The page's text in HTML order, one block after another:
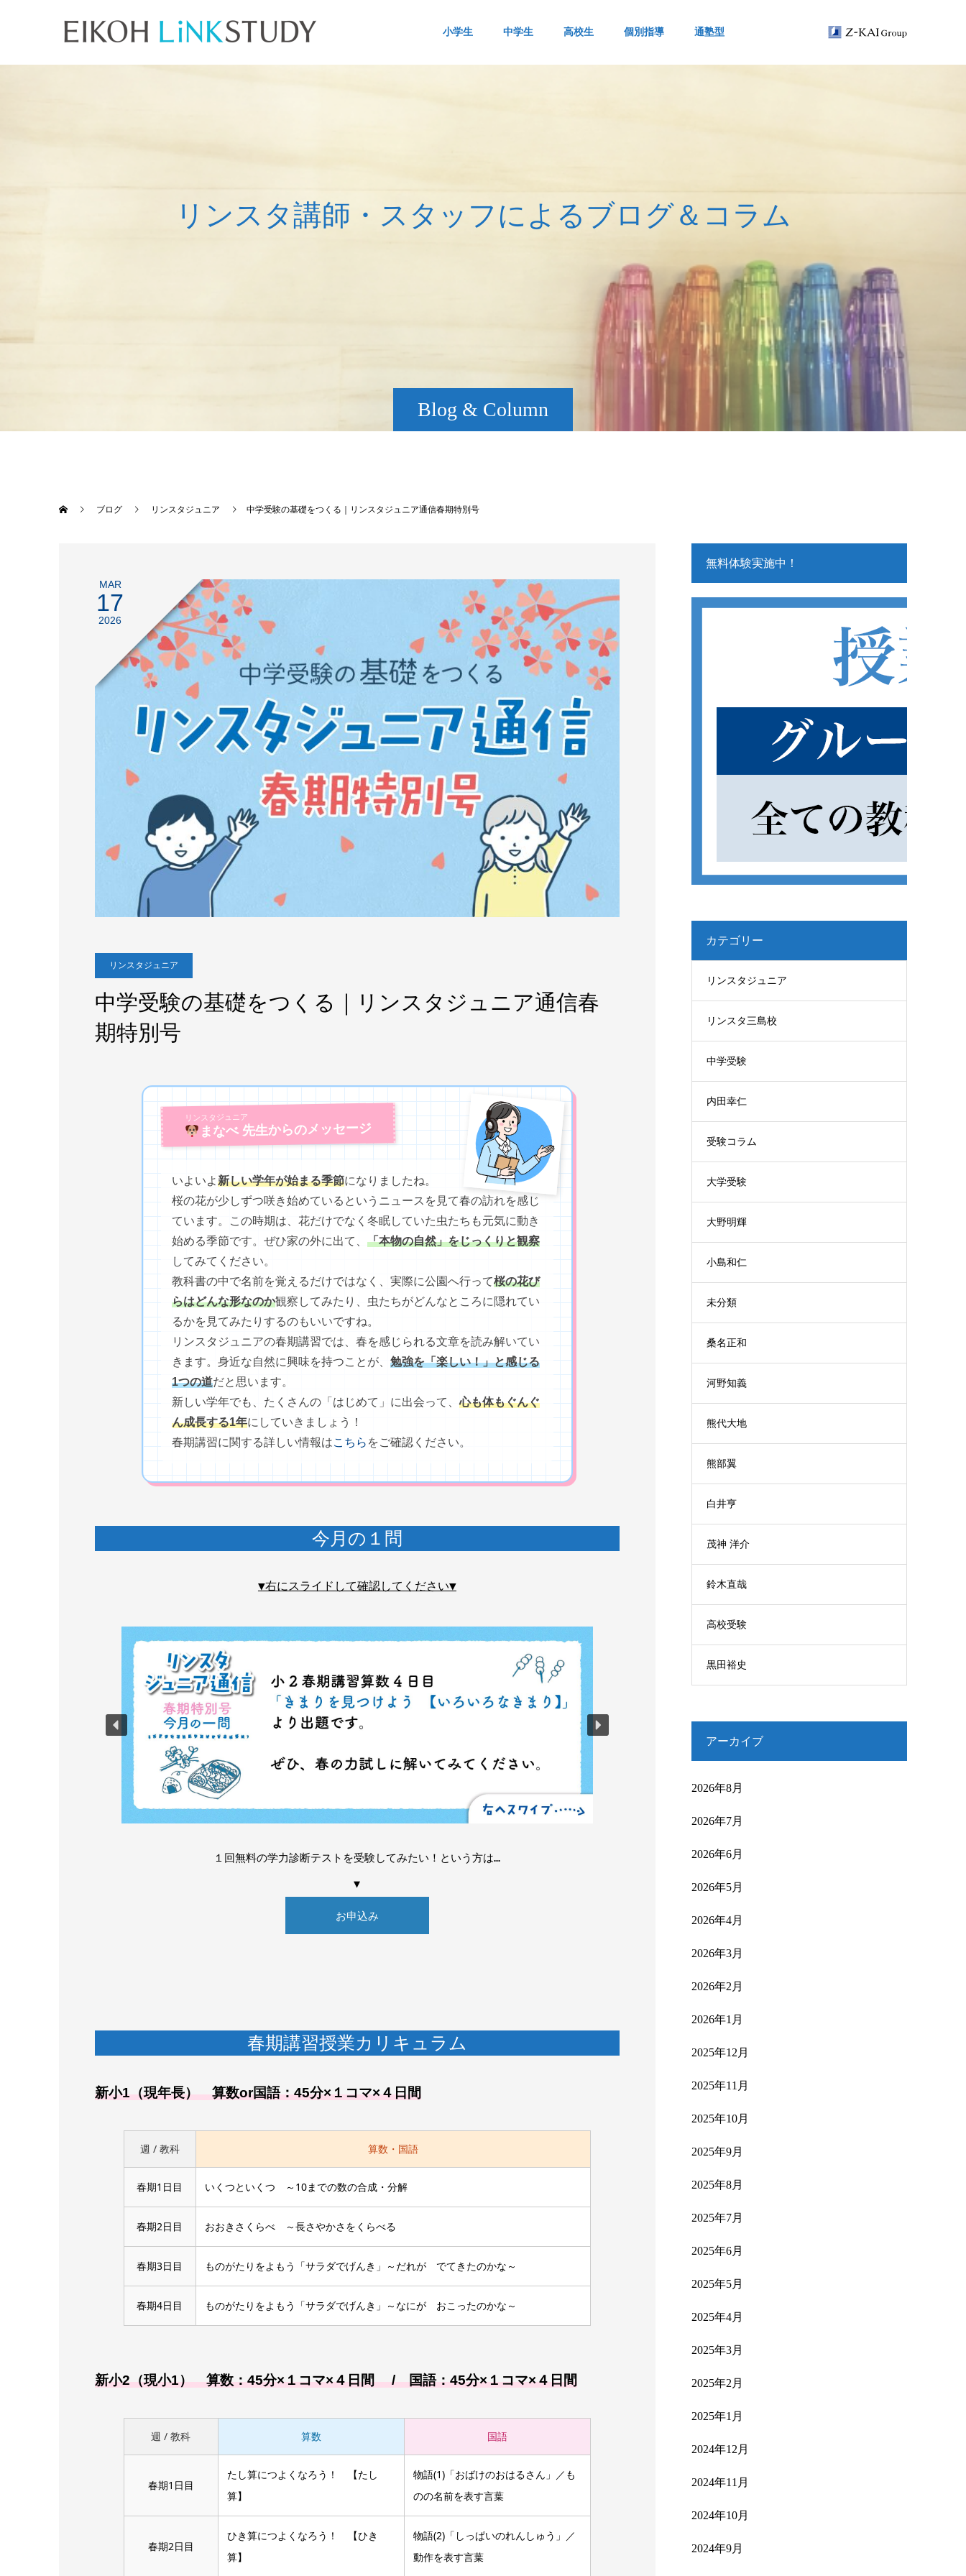
小学生 中学生 高校生 個別指導 通塾型
Blog & Column
リ ンス タ講師 ・ ス タ ッ フ に よ る ブロ グ＆ コ ラ ム
ブログ リンスタジュニア 中学受験の基礎をつくる｜リンスタジュニア通信春期特別号
MAR
17
2026
リンスタジュニア
中学受験の基礎をつくる｜リンスタジュニア通信春
期特別号
リンスタジュニア
まなべ 先生からのメッセージ
いよいよ新しい学年が始まる季節になりましたね。
桜の花が少しずつ咲き始めているというニュースを見て春の訪れを感じ
ています。この時期は、花だけでなく冬眠していた虫たちも元気に動き
始める季節です。ぜひ家の外に出て、 「本物の自然」をじっくりと観察
してみてください。
教科書の中で名前を覚えるだけではなく、実際に公園へ行って桜の花び
らはどんな形なのか観察してみたり、虫たちがどんなところに隠れてい
るかを見てみたりするのもいいですね。
リンスタジュニアの春期講習では、春を感じられる文章を読み解いてい
きます。身近な自然に興味を持つことが、 勉強を「楽しい！」と感じる
1つの道だと思います。
新しい学年でも、たくさんの「はじめて」に出会って、心も体もぐんぐ
ん成長する1年にしていきましょう！
春期講習に関する詳しい情報はこちら をご確認ください。
今月の１問
▼右にスライドして確認してください▼
１回無料の学力診断テストを受験してみたい！という方は…
▼
お申込み
春期講習授業カリキュラム
新小1（現年長） 算数or国語：45分×１コマ×４日間
週 / 教科 算数・国語
春期1日目 いくつといくつ ～10までの数の合成・分解
春期2日目 おおきさくらべ ～長さやかさをくらべる
春期3日目 ものがたりをよもう「サラダでげんき」～だれが でてきたのかな～
春期4日目 ものがたりをよもう「サラダでげんき」～なにが おこったのかな～
新小2（現小1） 算数：45分×１コマ×４日間 / 国語：45分×１コマ×４日間
週 / 教科 算数 国語
春期1日目
たし算につよくなろう！ 【たし
算】
物語(1)「おばけのおはるさん」／も
のの名前を表す言葉
春期2日目
ひき算につよくなろう！ 【ひき
算】
物語(2)「しっぱいのれんしゅう」／
動作を表す言葉
無料体験実施中！
カテゴリー
リンスタジュニア
リンスタ三島校
中学受験
内田幸仁
受験コラム
大学受験
大野明輝
小島和仁
未分類
桑名正和
河野知義
熊代大地
熊部翼
白井亨
茂神 洋介
鈴木直哉
高校受験
黒田裕史
アーカイブ
2026年8月
2026年7月
2026年6月
2026年5月
2026年4月
2026年3月
2026年2月
2026年1月
2025年12月
2025年11月
2025年10月
2025年9月
2025年8月
2025年7月
2025年6月
2025年5月
2025年4月
2025年3月
2025年2月
2025年1月
2024年12月
2024年11月
2024年10月
2024年9月